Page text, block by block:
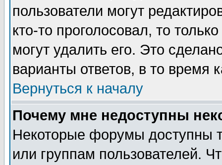
пользователи могут
кто-то проголосовал, то
могут удалить его. Это
варианты ответов, в то время
Вернуться к началу
Почему мне недоступны
Некоторые форумы доступны
или группам пользователей.